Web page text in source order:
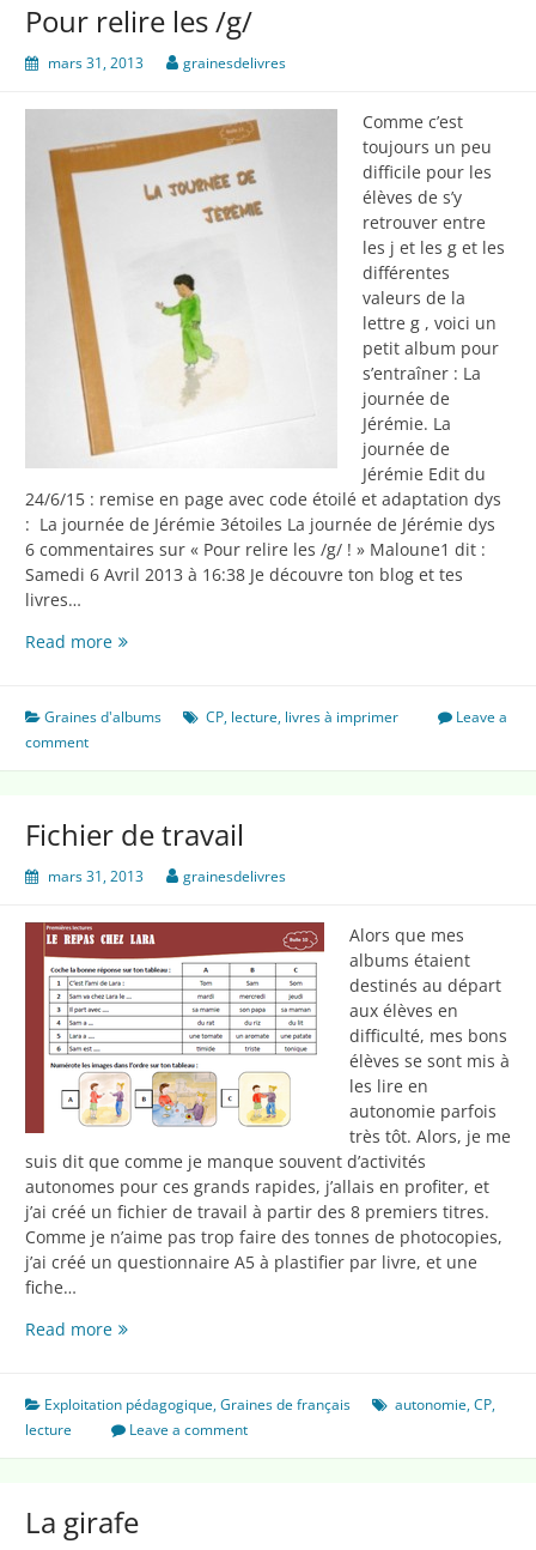
Pour relire les /g/
mars 31, 2013 grainesdelivres
Comme c’est
toujours un peu
difficile pour les
élèves de s’y
retrouver entre
les j et les g et les
différentes
valeurs de la
lettre g , voici un
petit album pour
s’entraîner : La
journée de
Jérémie. La
journée de
Jérémie Edit du
24/6/15 : remise en page avec code étoilé et adaptation dys
: La journée de Jérémie 3étoiles La journée de Jérémie dys
6 commentaires sur « Pour relire les /g/ ! » Maloune1 dit :
Samedi 6 Avril 2013 à 16:38 Je découvre ton blog et tes
livres…
Read morePour
/g/
Graines d'albums CP, lecture, livres à imprimer
Leave a
comment
Fichier de travail
mars 31, 2013 grainesdelivres
Alors que mes
albums étaient
destinés au départ
aux élèves en
difficulté, mes bons
élèves se sont mis à
les lire en
autonomie parfois
très tôt. Alors, je me
suis dit que comme je manque souvent d’activités
autonomes pour ces grands rapides, j’allais en profiter, et
j’ai créé un fichier de travail à partir des 8 premiers titres.
Comme je n’aime pas trop faire des tonnes de photocopies,
j’ai créé un questionnaire A5 à plastifier par livre, et une
fiche…
Read moreFichier
Exploitation pédagogique,Graines de français autonomie,CP,
lecture
Leave a comment
La girafe